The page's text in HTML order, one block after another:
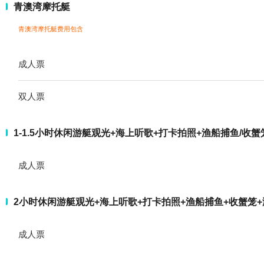
青澳湾摩托艇
青澳湾摩托艇费用包含
成人票
双人票
1-1.5小时休闲游艇观光+海上听歌+打卡拍照+渔船捕鱼/收蟹
成人票
2小时休闲游艇观光+海上听歌+打卡拍照+渔船捕鱼+收蟹笼
成人票